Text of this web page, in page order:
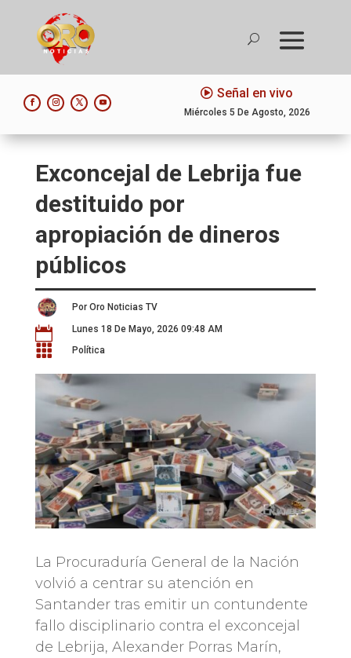
Señal en vivo
Miércoles 5 De Agosto, 2026
Exconcejal de Lebrija fue
destituido por
apropiación de dineros
públicos
Por Oro Noticias TV
 Lunes 18 De Mayo, 2026 09:48 AM
 Política
La Procuraduría General de la Nación
volvió a centrar su atención en
Santander tras emitir un contundente
fallo disciplinario contra el exconcejal
de Lebrija, Alexander Porras Marín,